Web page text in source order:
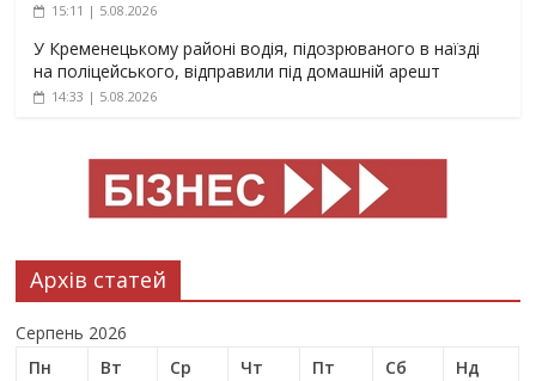
15:11 | 5.08.2026
У Кременецькому районі водія, підозрюваного в наїзді
на поліцейського, відправили під домашній арешт
14:33 | 5.08.2026
Архів статей
Серпень 2026
Пн
Вт Ср Чт Пт Сб
Нд